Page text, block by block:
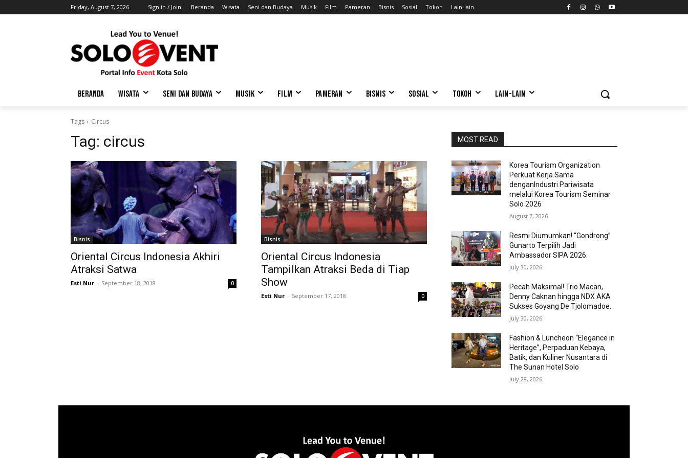
Friday, August 7, 2026 Sign in / Join Beranda Wisata Seni dan Budaya Musik Film Pameran Bisnis Sosial Tokoh Lain-lain
BERANDA WISATA SENI DAN BUDAYA MUSIK FILM PAMERAN BISNIS SOSIAL TOKOH LAIN-LAIN
Tags Circus
Tag: circus
Bisnis
Oriental Circus Indonesia Akhiri
Atraksi Satwa
Esti Nur - September 18, 2018 0
Bisnis
Oriental Circus Indonesia
Tampilkan Atraksi Beda di Tiap
Show
Esti Nur - September 17, 2018 0
MOST READ
Korea Tourism Organization
Perkuat Kerja Sama
denganIndustri Pariwisata
melalui Korea Tourism Seminar
Solo 2026
August 7, 2026
Resmi Diumumkan! “Gondrong”
Gunarto Terpilih Jadi
Ambassador SIPA 2026.
July 30, 2026
Pecah Maksimal! Trio Macan,
Denny Caknan hingga NDX AKA
Sukses Goyang De Tjolomadoe.
July 30, 2026
Fashion & Luncheon “Elegance in
Heritage”, Perpaduan Kebaya,
Batik, dan Kuliner Nusantara di
The Sunan Hotel Solo
July 28, 2026